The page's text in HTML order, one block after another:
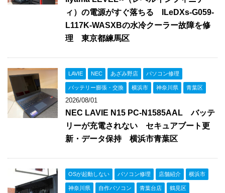
ィ）の電源がすぐ落ちる ILeDXs-G059-
L117K-WASXBの水冷クーラー故障を修
理 東京都練馬区
LAVIE NEC あざみ野店 パソコン修理
バッテリー膨張・交換 横浜市 神奈川県 青葉区
2026/08/01
NEC LAVIE N15 PC-N1585AAL バッテ
リーが充電されない セキュアブート更
新・データ保持 横浜市青葉区
OSが起動しない パソコン修理 店舗紹介 横浜市
神奈川県 自作パソコン 青葉台店 鶴見区